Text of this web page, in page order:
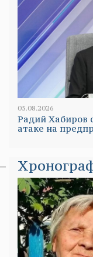
05.08.2026
Радий Хабиров
атаке на